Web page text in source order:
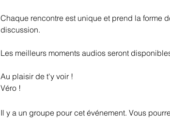
Chaque rencontre est unique et prend la forme
discussion.
Les meilleurs moments audios seront
Au plaisir de t'y voir !
Véro !
Il y a un groupe pour cet événement. Vous